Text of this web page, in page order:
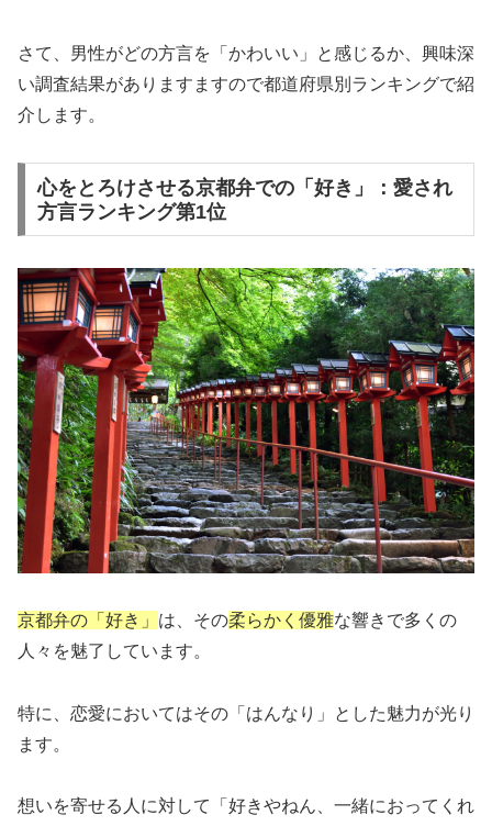
さて、男性がどの方言を「かわいい」と感じるか、興味深
い調査結果がありますますので都道府県別ランキングで紹
介します。
心をとろけさせる京都弁での「好き」：愛され
方言ランキング第1位
京都弁の「好き」 は、その柔らかく優雅な響きで多くの
人々を魅了しています。
特に、恋愛においてはその「はんなり」とした魅力が光り
ます。
想いを寄せる人に対して「好きやねん、一緒におってくれ